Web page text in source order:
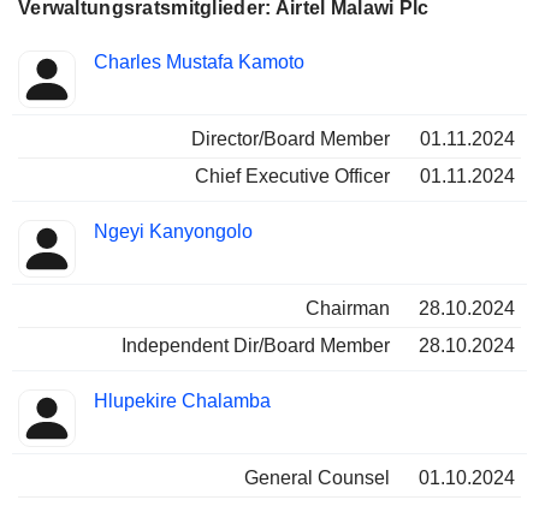
Verwaltungsratsmitglieder: Airtel Malawi Plc
Insider
Besetzte
Charles Mustafa Kamoto
Director/Board Member
01.11.2024
Chief Executive Officer
01.11.2024
Ngeyi Kanyongolo
Chairman
28.10.2024
Independent Dir/Board Member
28.10.2024
Hlupekire Chalamba
General Counsel
01.10.2024